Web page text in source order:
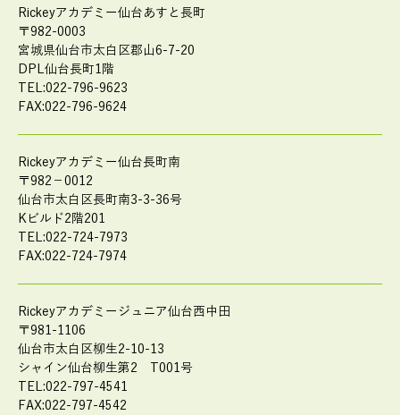
Rickeyアカデミー仙台あすと長町
〒982-0003
宮城県仙台市太白区郡山6-7-20
DPL仙台長町1階
TEL:022-796-9623
FAX:022-796-9624
Rickeyアカデミー仙台長町南
〒982－0012
仙台市太白区長町南3-3-36号
Kビルド2階201
TEL:022-724-7973
FAX:022-724-7974
Rickeyアカデミージュニア仙台西中田
〒981-1106
仙台市太白区柳生2-10-13
シャイン仙台柳生第2 T001号
TEL:022-797-4541
FAX:022-797-4542